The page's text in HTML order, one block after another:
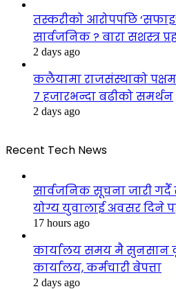
तस्करीको आरोपपछि
सार्वजनिक ? बारा सशस्त्र
2 days ago
कलैयामा राजसंस्थाको
७ हजारभन्दा बढीको समर्थन
2 days ago
Recent Tech News
सार्वजनिक सूचना जारी
योग्य युवालाई अवसर दिने
17 hours ago
कार्यालय समय मै
कार्यालय, कर्मचारी बेपत्ता
2 days ago